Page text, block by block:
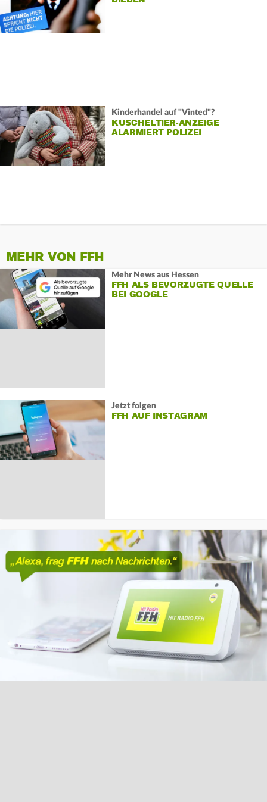
Kinderhandel auf "Vinted"?
KUSCHELTIER-ANZEIGE
ALARMIERT POLIZEI
MEHR VON FFH
Mehr News aus Hessen
FFH ALS BEVORZUGTE QUELLE
BEI GOOGLE
Jetzt folgen
FFH AUF INSTAGRAM